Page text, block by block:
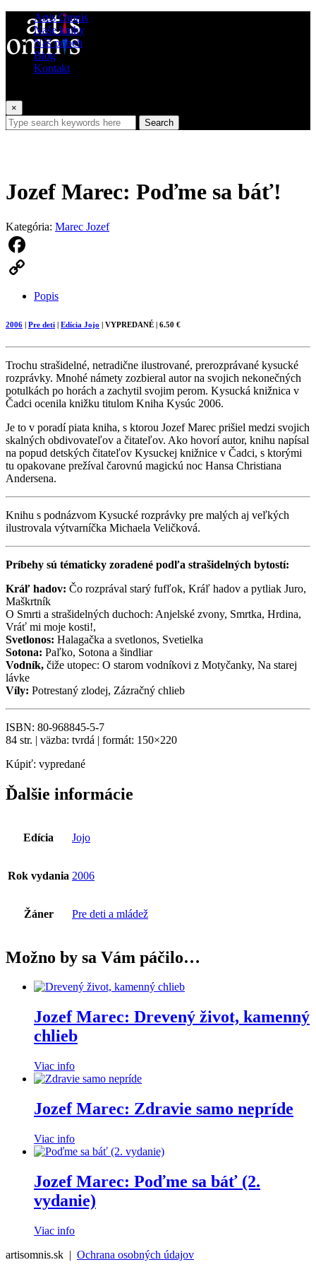
Artis Omnis
Naše knihy
Náš príbeh
Blog
Kontakt
×
Search
Jozef Marec: Poďme sa báť!
Kategória: Marec Jozef
Facebook
Popis
2006 | Pre deti | Edícia Jojo | VYPREDANÉ | 6.50 €
Trochu strašidelné, netradične ilustrované, prerozprávané kysucké
rozprávky. Mnohé námety zozbieral autor na svojich nekonečných
potulkách po horách a zachytil svojim perom. Kysucká knižnica v
Čadci ocenila knižku titulom Kniha Kysúc 2006.
Je to v poradí piata kniha, s ktorou Jozef Marec prišiel medzi svojich
skalných obdivovateľov a čitateľov. Ako hovorí autor, knihu napísal
na popud detských čitateľov Kysuckej knižnice v Čadci, s ktorými
tu opakovane prežíval čarovnú magickú noc Hansa Christiana
Andersena.
Knihu s podnázvom Kysucké rozprávky pre malých aj veľkých
ilustrovala výtvarníčka Michaela Veličková.
Príbehy sú tématicky zoradené podľa strašidelných bytostí:
Kráľ hadov: Čo rozprával starý fufľok, Kráľ hadov a pytliak Juro,
Maškrtník
O Smrti a strašidelných duchoch: Anjelské zvony, Smrtka, Hrdina,
Vráť mi moje kosti!,
Svetlonos: Halagačka a svetlonos, Svetielka
Sotona: Paľko, Sotona a šindliar
Vodník, čiže utopec: O starom vodníkovi z Motyčanky, Na starej
lávke
Ví­ly: Potrestaný zlodej, Zázračný chlieb
ISBN: 80-968845-5-7
84 str. | väzba: tvrdá | formát: 150×220
Kúpiť: vypredané
Ďalšie informácie
Edícia Jojo
Rok vydania 2006
Žáner Pre deti a mládež
Možno by sa Vám páčilo…
Jozef Marec: Drevený život, kamenný
chlieb
Viac info
Jozef Marec: Zdravie samo nepríde
Viac info
Jozef Marec: Poďme sa báť (2.
vydanie)
Viac info
artisomnis.sk | Ochrana osobných údajov